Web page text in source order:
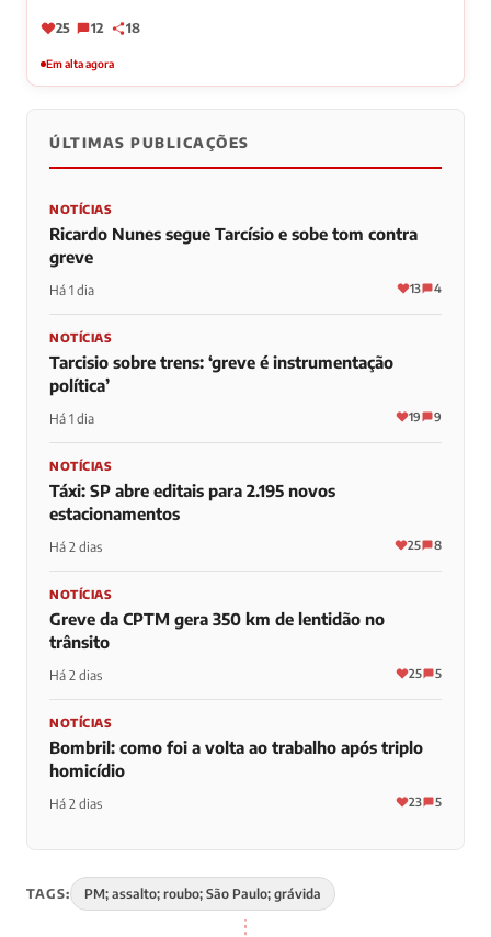
25 12 18
Em alta agora
ÚLTIMAS PUBLICAÇÕES
NOTÍCIAS
Ricardo Nunes segue Tarcísio e sobe tom contra
greve
Há 1 dia 13 4
NOTÍCIAS
Tarcisio sobre trens: ‘greve é instrumentação
política’
Há 1 dia 19 9
NOTÍCIAS
Táxi: SP abre editais para 2.195 novos
estacionamentos
Há 2 dias 25 8
NOTÍCIAS
Greve da CPTM gera 350 km de lentidão no
trânsito
Há 2 dias 25 5
NOTÍCIAS
Bombril: como foi a volta ao trabalho após triplo
homicídio
Há 2 dias 23 5
TAGS: PM; assalto; roubo; São Paulo; grávida